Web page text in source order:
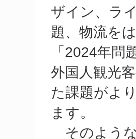
ザイン、ラ
題、物流を
「2024年問
外国人観光
た課題がよ
ます。
そのよう